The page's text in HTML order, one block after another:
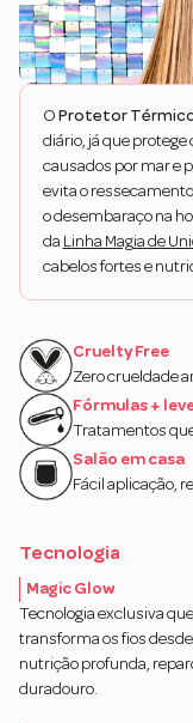
O Protetor Térmico
diário, já que protege
causados por mar e
evita o
o desembaraço na
da Linha Magia de
cabelos fortes e
Cruelty Free
Zero crueldade
Fórmulas +
Tratamentos
Salão em casa
Fácil aplicação,
Tecnologia
Magic Glow
Tecnologia exclusiva
transforma os fios
nutrição profunda,
duradouro.